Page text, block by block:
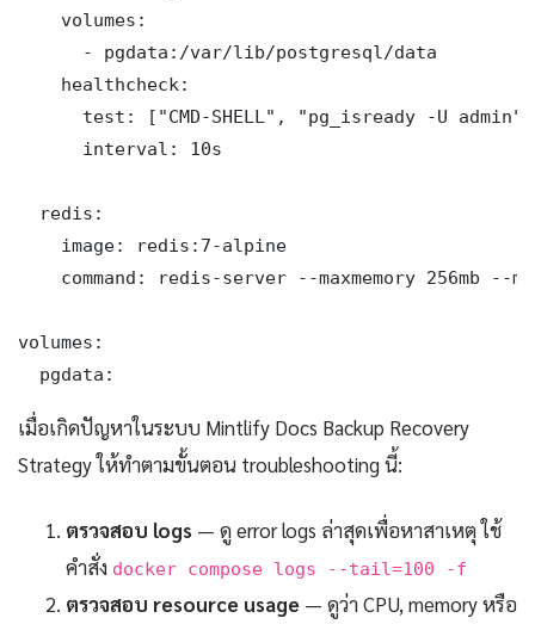
    volumes:
      - pgdata:/var/lib/postgresql/data
    healthcheck:
      test: ["CMD-SHELL", "pg_isready -U admin"]
      interval: 10s
  redis:
    image: redis:7-alpine
command: redis-server --maxmemory 256mb --
volumes:
  pgdata:
เมื่อเกิดปัญหาในระบบ Mintlify Docs Backup Recovery
Strategy ให้ทำตามขั้นตอน troubleshooting นี้:
ตรวจสอบ logs — ดู error logs ล่าสุดเพื่อหาสาเหตุ ใช้
คำสั่ง docker compose logs --tail=100 -f
ตรวจสอบ resource usage — ดูว่า CPU, memory หรือ